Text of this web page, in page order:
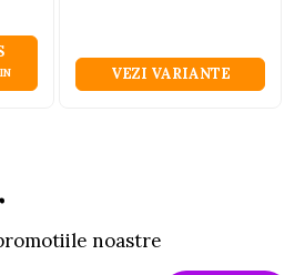
VEZI VARIANTE
noastre